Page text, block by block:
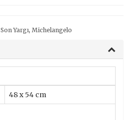
Son Yargı, Michelangelo
48 x 54 cm